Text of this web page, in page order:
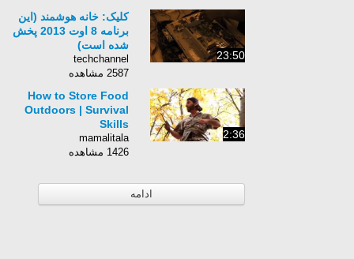
23:50
کلیک: خانه هوشمند (این
برنامه 8 اوت 2013 پخش
شده است)
techchannel
2587 مشاهده
2:36
How to Store Food
Outdoors | Survival
Skills
mamalitala
1426 مشاهده
ادامه